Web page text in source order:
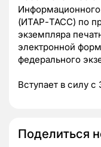
Информационного
(ИТАР-ТАСС) по
экземпляра
электронной
федерального
Вступает в силу с
Поделиться